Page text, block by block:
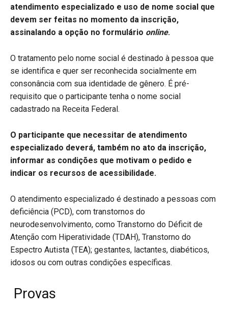
atendimento especializado e uso de nome social que
devem ser feitas no momento da inscrição,
assinalando a opção no formulário online.
O tratamento pelo nome social é destinado à pessoa que
se identifica e quer ser reconhecida socialmente em
consonância com sua identidade de gênero. É pré-
requisito que o participante tenha o nome social
cadastrado na Receita Federal.
O participante que necessitar de atendimento
especializado deverá, também no ato da inscrição,
informar as condições que motivam o pedido e
indicar os recursos de acessibilidade.
O atendimento especializado é destinado a pessoas com
deficiência (PCD), com transtornos do
neurodesenvolvimento, como Transtorno do Déficit de
Atenção com Hiperatividade (TDAH), Transtorno do
Espectro Autista (TEA); gestantes, lactantes, diabéticos,
idosos ou com outras condições específicas.
Provas